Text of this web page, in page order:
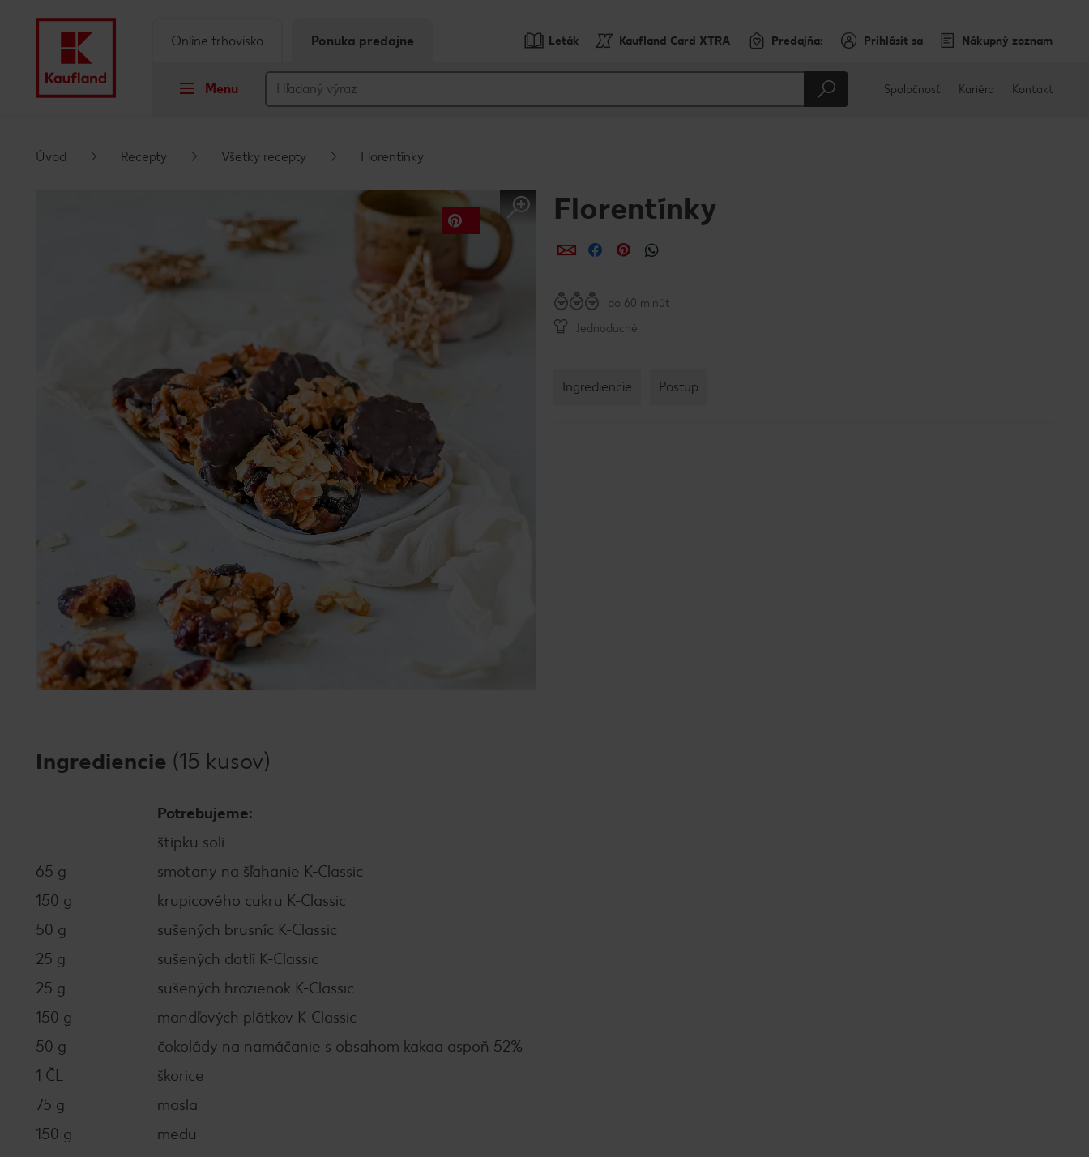
Vyskakovací bočný panel
Leták Kaufland Card XTRA Predajňa: Prihlásiť sa Nákupný zoznam
Menu
Online trhovisko Ponuka predajne
Spoločnosť Kariéra Kontakt
Úvod Recepty Všetky recepty Florentínky
Florentínky
ZdieľaťZdieľaťZdieľať
do 60 minút
Jednoduché
Ingrediencie Postup
Ingrediencie (15 kusov)
Potrebujeme:
štipku soli
65 g
smotany na šľahanie K-Classic
150 g
krupicového cukru K-Classic
50 g
sušených brusníc K-Classic
25 g
sušených datlí K-Classic
25 g
sušených hrozienok K-Classic
150 g
mandľových plátkov K-Classic
50 g
čokolády na namáčanie s obsahom kakaa aspoň 52%
1 ČL
škorice
75 g
masla
150 g
medu